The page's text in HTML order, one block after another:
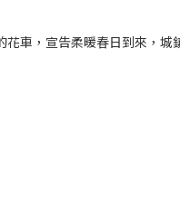
花車，宣告柔暖春日到來，城